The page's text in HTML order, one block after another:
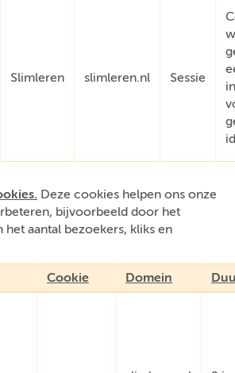
Slimleren slimleren.nl Sessie
Deze cookies helpen ons onze
bijvoorbeeld door het
het aantal bezoekers, kliks en
Cookie Domein